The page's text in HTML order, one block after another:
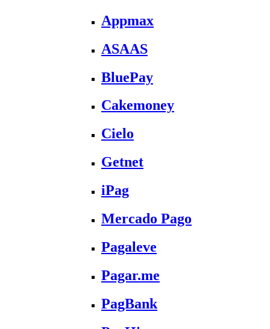
Appmax
ASAAS
BluePay
Cakemoney
Cielo
Getnet
iPag
Mercado Pago
Pagaleve
Pagar.me
PagBank